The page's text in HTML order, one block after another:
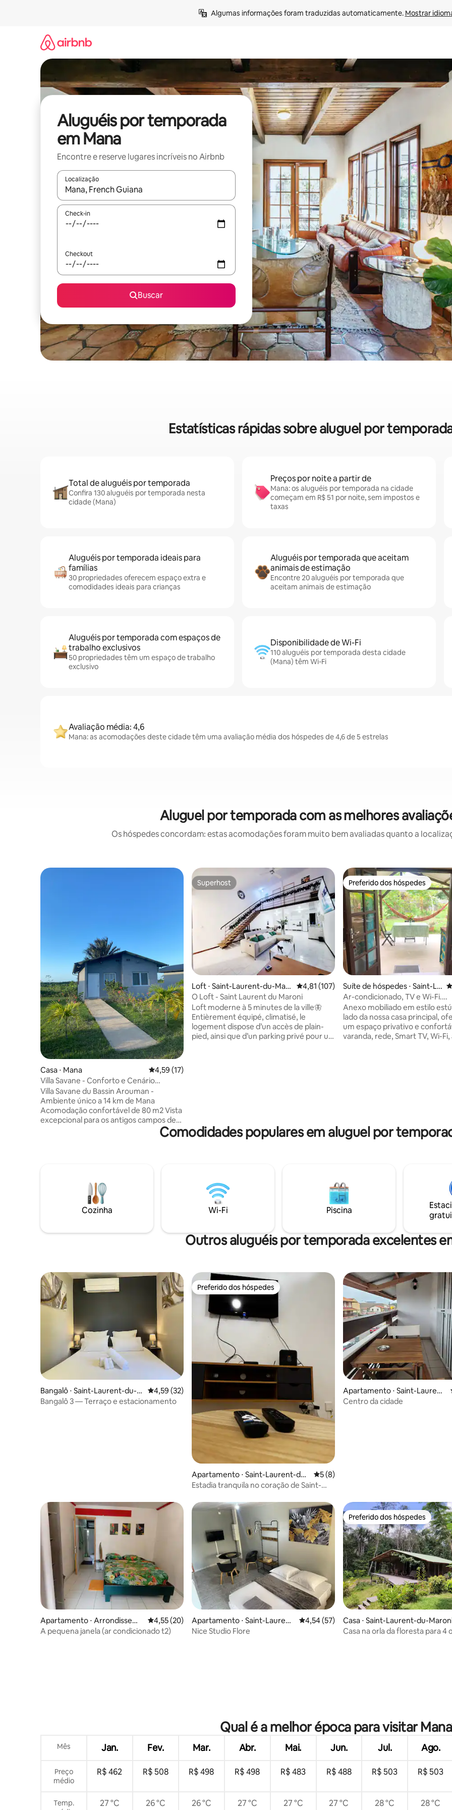
Algumas informações foram traduzidas automaticamente. Mostrar
Aluguéis por temporada
em Mana
Encontre e reserve lugares incríveis no Airbnb
Localização
Quando os resultados estiverem disponíveis, explore-os usando as seta para cima e para baixo do teclado ou tocando
Check-in
Checkout
Buscar
Estatísticas rápidas sobre aluguel por
Total de aluguéis por temporada
Confira 130 aluguéis por temporada nesta
cidade (Mana)
Preços por noite a partir de
Mana: os aluguéis por temporada na cidade
começam em R$ 51 por noite, sem impostos e
taxas
Aluguéis por temporada ideais para
famílias
30 propriedades oferecem espaço extra e
comodidades ideais para crianças
Aluguéis por temporada que aceitam
animais de estimação
Encontre 20 aluguéis por temporada que
aceitam animais de estimação
Aluguéis por temporada com espaços de
trabalho exclusivos
50 propriedades têm um espaço de trabalho
exclusivo
Disponibilidade de Wi-Fi
110 aluguéis por temporada desta cidade
(Mana) têm Wi-Fi
Avaliação média: 4,6
Mana: as acomodações deste cidade têm uma avaliação média dos hóspedes de 4,6 de 5 estrelas
Aluguel por temporada com as melhores
Os hóspedes concordam: estas acomodações foram muito bem avaliadas quanto a
Casa ⋅ Mana 4,59 de uma avaliação média de 5, 17 avaliações
4,59 (17)
Villa Savane - Conforto e Cenário
excepcional
Villa Savane du Bassin Arouman -
Ambiente único a 14 km de Mana
Acomodação confortável de 80 m2 Vista
excepcional para os antigos campos de
arroz de Mana - natureza exuberante
grandes vestiários (ar condicionado,
telas, muitas tomadas elétricas) Cozinha
equipada e água potável filtrada
Chuveiro e WC com lavanderia
Superhost
Superhost
Loft ⋅ Saint-Laurent-du-Mar
oni
4,81 de uma avaliação média de 5, 107
4,81 (107)
O Loft - Saint Laurent du Maroni
Loft moderne à 5 minutes de la ville🦋
Entièrement équipé, climatisé, le
logement dispose d’un accès de plain-
pied, ainsi que d’un parking privé pour un
Preferido dos hóspedes
Preferido dos hóspedes
Suíte de hóspedes ⋅ Saint-La
urent-du-Maroni
Ar-condicionado, TV e Wi-Fi.
Acomodação com todo o
Anexo mobiliado em estilo
lado da nossa casa principal,
um espaço privativo e
varanda, rede, Smart TV, Wi-Fi,
Comodidades populares em aluguel por
Cozinha Wi-Fi Piscina
Outros aluguéis por temporada excelentes
Bangalô ⋅ Saint-Laurent-du-M
aroni
4,59 de uma avaliação média de 5, 32 avaliações
4,59 (32)
Bangalô 3 — Terraço e estacionamento
Preferido dos hóspedes
Preferido dos hóspedes
Apartamento ⋅ Saint-Laurent-du-
Maroni
5 de uma avaliação média de 5, 8
5 (8)
Estadia tranquila no coração de Saint-
Apartamento ⋅ Saint-Laurent
-du-Maroni
Centro da cidade
Apartamento ⋅ Arrondisseme
nt of St.-Laurent-du-Maroni
4,55 de uma avaliação média de 5, 20 avaliações
4,55 (20)
A pequena janela (ar condicionado t2)
Apartamento ⋅ Saint-Laurent
-du-Maroni
4,54 de uma avaliação média de 5, 57
4,54 (57)
Nice Studio Flore
Preferido dos hóspedes
Preferido dos hóspedes
Casa ⋅ Saint-Laurent-du-
Casa na orla da floresta para 4
Qual é a melhor época para visitar
Mês Jan. Fev. Mar. Abr. Mai. Jun. Jul. Ago.
Preço
médio
R$ 462 R$ 508 R$ 498 R$ 498 R$ 483 R$ 488 R$ 503 R$ 503
Temp.
27 °C 26 °C 26 °C 27 °C 27 °C 27 °C 28 °C 28 °C